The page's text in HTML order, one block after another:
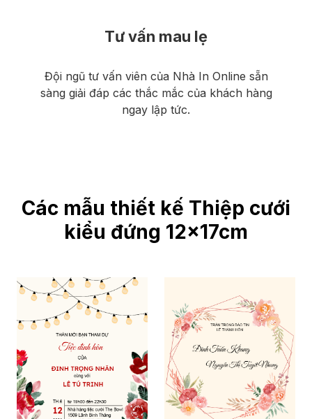
Tư vấn mau lẹ
Đội ngũ tư vấn viên của Nhà In Online sẵn
sàng giải đáp các thắc mắc của khách hàng
ngay lập tức.
Các mẫu thiết kế Thiệp cưới
kiểu đứng 12x17cm